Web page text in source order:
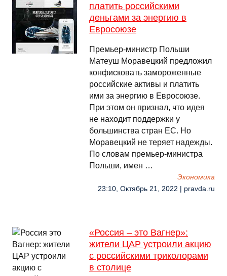
платить российскими
деньгами за энергию в
Евросоюзе
Премьер-министр Польши
Матеуш Моравецкий предложил
конфисковать замороженные
российские активы и платить
ими за энергию в Евросоюзе.
При этом он признал, что идея
не находит поддержки у
большинства стран ЕС. Но
Моравецкий не теряет надежды.
По словам премьер-министра
Польши, имен …
Экономика
23:10, Октябрь 21, 2022 | pravda.ru
«Россия – это Вагнер»:
жители ЦАР устроили акцию
с российскими триколорами
в столице